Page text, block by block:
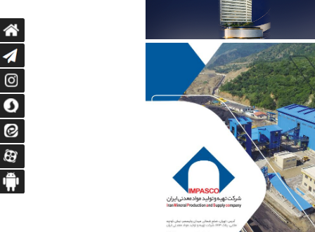
دریافت می‌کنند